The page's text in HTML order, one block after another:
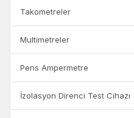
Takometreler
Multimetreler
Pens Ampermetre
İzolasyon Direnci Test Cihazı